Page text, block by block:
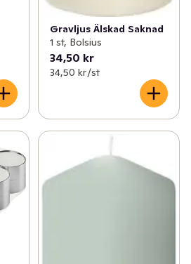
Gravljus Älskad Saknad
1 st, Bolsius
34,50 kr
34,50 kr /st